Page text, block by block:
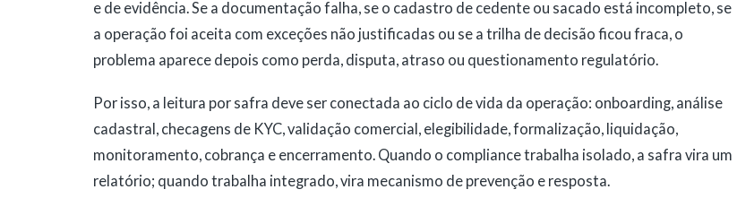
e de evidência. Se a documentação falha, se o cadastro de cedente ou sacado está incompleto, se
a operação foi aceita com exceções não justificadas ou se a trilha de decisão ficou fraca, o
problema aparece depois como perda, disputa, atraso ou questionamento regulatório.
Por isso, a leitura por safra deve ser conectada ao ciclo de vida da operação: onboarding, análise
cadastral, checagens de KYC, validação comercial, elegibilidade, formalização, liquidação,
monitoramento, cobrança e encerramento. Quando o compliance trabalha isolado, a safra vira um
relatório; quando trabalha integrado, vira mecanismo de prevenção e resposta.